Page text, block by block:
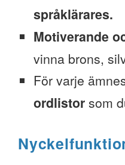
språklärares.
Motiverande
vinna brons,
För varje
ordlistor som